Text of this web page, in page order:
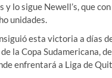
y lo sigue Newell’s, que
unidades.
esta victoria a días
la Copa Sudamericana,
enfrentará a Liga de